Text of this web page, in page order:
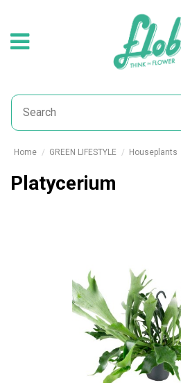
Home GREEN LIFESTYLE Houseplants
Platycerium